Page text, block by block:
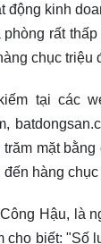
động kinh
phòng rất
chục triệu
tại các
trăm mặt
đến hàng
Hậu, là
cho biết: "Số